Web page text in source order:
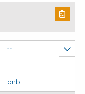
aantal
1”
onb.